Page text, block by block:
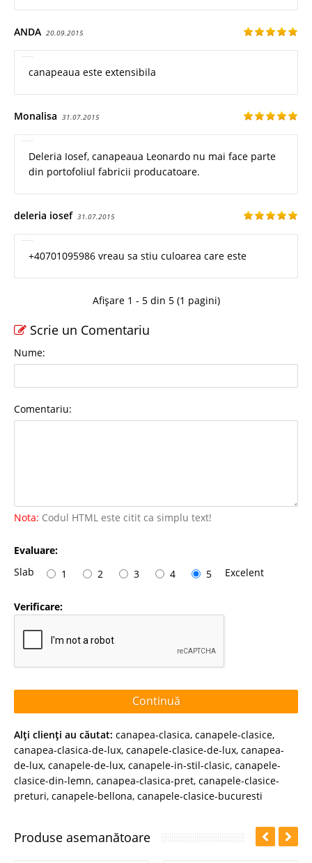
ANDA 20.09.2015
canapeaua este extensibila
Monalisa 31.07.2015
Deleria Iosef, canapeaua Leonardo nu mai face parte
din portofoliul fabricii producatoare.
deleria iosef 31.07.2015
+40701095986 vreau sa stiu culoarea care este
Afișare 1 - 5 din 5 (1 pagini)
Scrie un Comentariu
Nume:
Comentariu:
Nota: Codul HTML este citit ca simplu text!
Evaluare:
Slab
1 2 3 4 5 Excelent
Verificare:
Continuă
Alţi clienţi au căutat: canapea-clasica, canapele-clasice,
canapea-clasica-de-lux, canapele-clasice-de-lux, canapea-
de-lux, canapele-de-lux, canapele-in-stil-clasic, canapele-
clasice-din-lemn, canapea-clasica-pret, canapele-clasice-
preturi, canapele-bellona, canapele-clasice-bucuresti
Produse asemanătoare